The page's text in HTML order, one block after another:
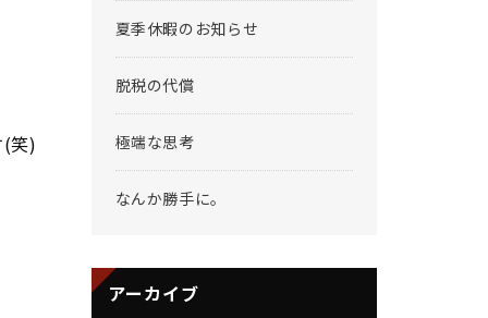
笑)
夏季休暇のお知らせ
脱税の代償
極端な思考
なんか勝手に。
アーカイブ